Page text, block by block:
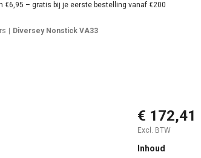
€6,95 – gratis bij je eerste bestelling vanaf €200
Diversey Nonstick VA33
€ 172,41
Excl. BTW
Inhoud